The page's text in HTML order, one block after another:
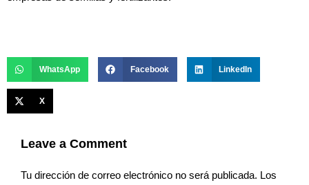
WhatsApp Facebook LinkedIn
X
Leave a Comment
Tu dirección de correo electrónico no será publicada. Los